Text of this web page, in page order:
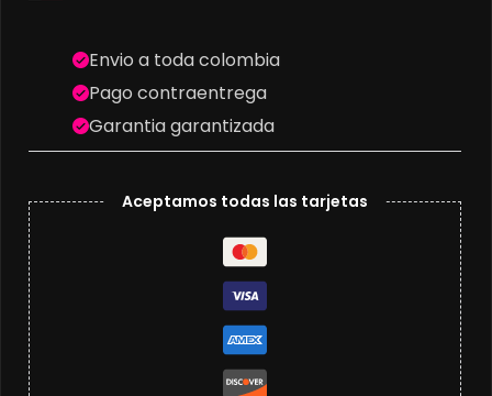
Envio a toda colombia
Pago contraentrega
Garantia garantizada
Aceptamos todas las tarjetas